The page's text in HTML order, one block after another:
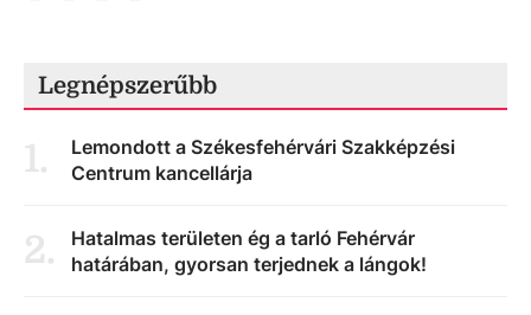
Legnépszerűbb
1.
Lemondott a Székesfehérvári Szakképzési
Centrum kancellárja
2.
Hatalmas területen ég a tarló Fehérvár
határában, gyorsan terjednek a lángok!